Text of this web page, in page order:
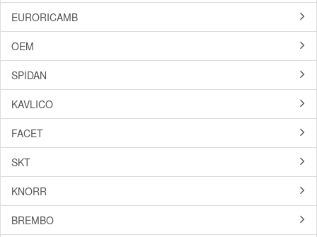
EURORICAMB
OEM
SPIDAN
KAVLICO
FACET
SKT
KNORR
BREMBO